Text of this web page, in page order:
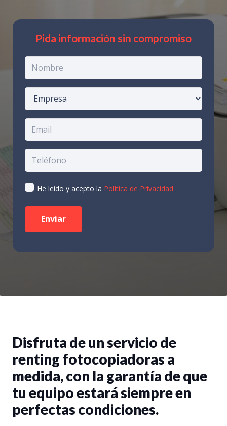
Pida información sin compromiso
He leído y acepto la Política de Privacidad
Disfruta de un servicio de
renting fotocopiadoras a
medida, con la garantía de que
tu equipo estará siempre en
perfectas condiciones.